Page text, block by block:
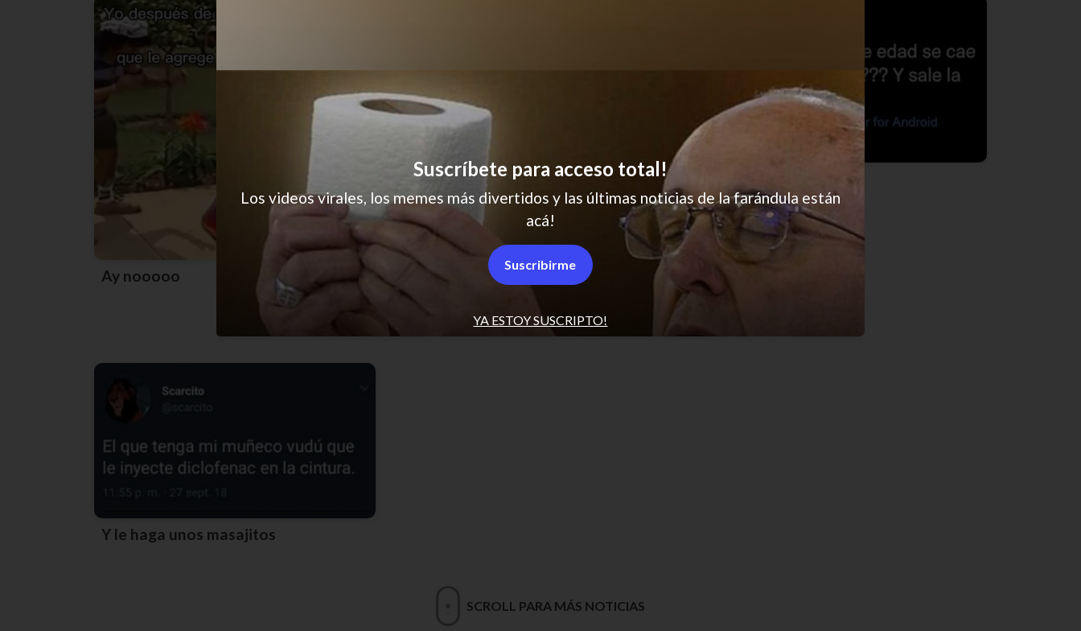
Ay nooooo
Y le haga unos masajitos
SCROLL PARA MÁS NOTICIAS
YA ESTOY SUSCRIPTO!
Suscríbete para acceso total!
Los videos virales, los memes más divertidos y las últimas noticias de la farándula están
acá!
Suscribirme